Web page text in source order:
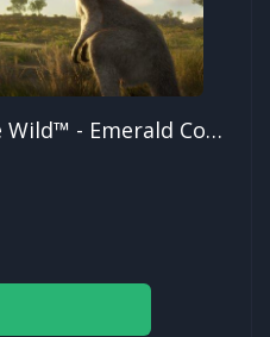
theHunter: Call of the Wild™ - Emerald Coast Australia